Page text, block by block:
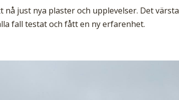
just nya plaster och upplevelser. Det värsta
fall testat och fått en ny erfarenhet.